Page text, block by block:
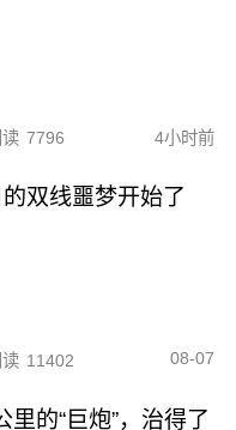
7796 4小时前
双线噩梦开始了
11402 08-07
里的“巨炮”，治得了